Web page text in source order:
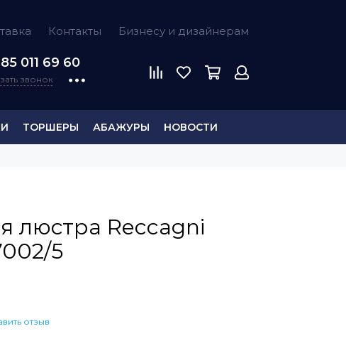
Контакты Бизнесу и дизайнерам
011 69 60
звонок
ТОРШЕРЫ АБАЖУРЫ НОВОСТИ
люстра Reccagni
5
отзыв